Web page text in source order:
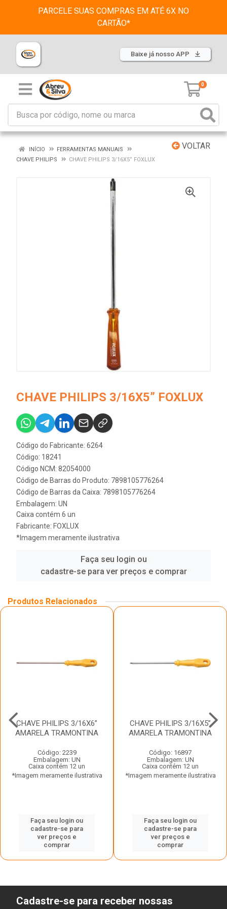
PARCELE SUAS COMPRAS EM ATÉ 6X NO
CARTÃO*
Baixe já nosso APP
0
VOLTAR
INÍCIO
FERRAMENTAS MANUAIS
CHAVE PHILIPS
CHAVE PHILIPS 3/16X5” FOXLUX
CHAVE PHILIPS 3/16X5” FOXLUX
Código do Fabricante: 6264
Código: 18241
Código NCM: 82054000
Código de Barras do Produto: 7898105776264
Código de Barras da Caixa: 7898105776264
Embalagem: UN
Caixa contém 6 un
Fabricante: FOXLUX
*Imagem meramente ilustrativa
Faça seu login ou
cadastre-se para ver preços e comprar
Produtos Relacionados
CHAVE PHILIPS 3/16X6”
AMARELA TRAMONTINA
Código: 2239
Embalagem: UN
Caixa contém 12 un
*Imagem meramente ilustrativa
Faça seu login ou
cadastre-se para
ver preços e
comprar
CHAVE PHILIPS 3/16X5”
AMARELA TRAMONTINA
Código: 16897
Embalagem: UN
Caixa contém 12 un
*Imagem meramente ilustrativa
Faça seu login ou
cadastre-se para
ver preços e
comprar
Cadastre-se para receber nossas